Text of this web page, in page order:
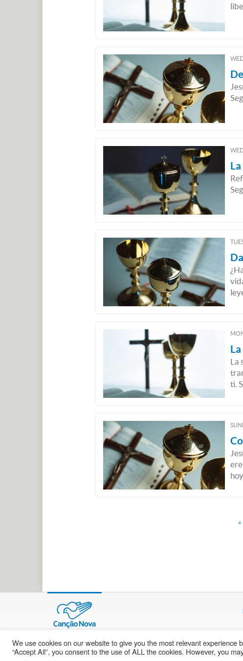
La
ti.
cancaonova.com© 2002 – 2026
Todos os direitos reservados.
We use cookies on our website to give you the most relevant
“Accept All”, you consent to the use of ALL the cookies. However, you